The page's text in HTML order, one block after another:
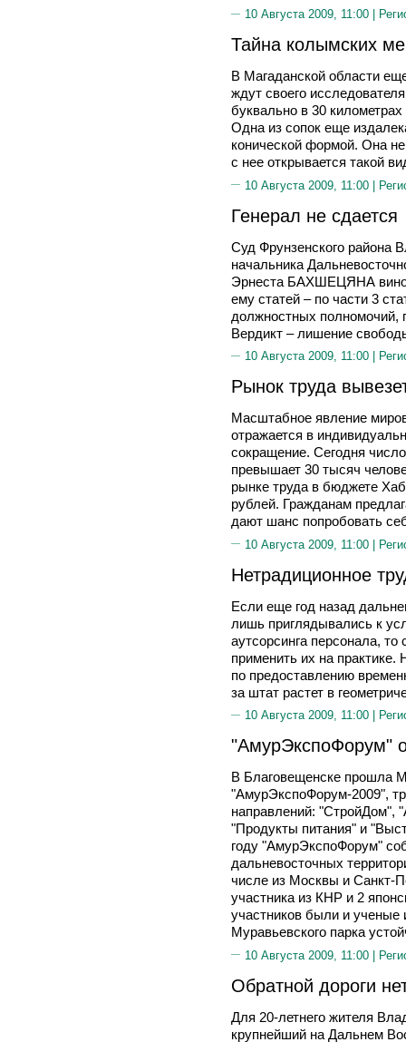
10 Августа 2009, 11:00 |
Тайна колымских
В Магаданской области
ждут своего
буквально в 30
Одна из сопок еще
конической формой. Она
с нее открывается такой
10 Августа 2009, 11:00 |
Генерал не сдается
Суд Фрунзенского района
начальника
Эрнеста БАХШЕЦЯНА
ему статей – по части 3
должностных полномочий,
Вердикт – лишение
10 Августа 2009, 11:00 |
Рынок труда
Масштабное явление
отражается в
сокращение. Сегодня
превышает 30 тысяч
рынке труда в бюджете
рублей. Гражданам
дают шанс попробовать
10 Августа 2009, 11:00 |
Нетрадиционное
Если еще год назад
лишь приглядывались к
аутсорсинга персонала, то
применить их на практике.
по предоставлению
за штат растет в
10 Августа 2009, 11:00 |
"АмурЭкспоФорум"
В Благовещенске прошла
"АмурЭкспоФорум-2009",
направлений: "СтройДом",
"Продукты питания" и
году "АмурЭкспоФорум"
дальневосточных
числе из Москвы и Санкт-
участника из КНР и 2
участников были и
Муравьевского парка
10 Августа 2009, 11:00 |
Обратной дороги
Для 20-летнего жителя
крупнейший на Дальнем